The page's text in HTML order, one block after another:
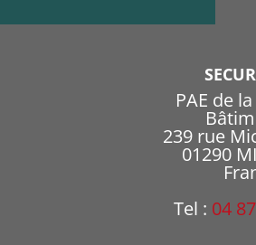
PAE de
239 rue
01290
Tel : 04